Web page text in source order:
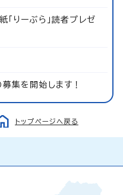
りーぶら」読者プレゼ
集を開始します！
トップページへ戻る